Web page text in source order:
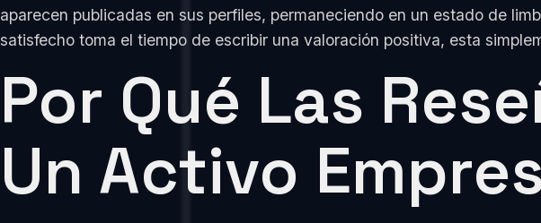
aparecen publicadas en sus perfiles, permaneciendo en un estado de
satisfecho toma el tiempo de escribir una valoración positiva, esta
Por Qué Las
Un Activo